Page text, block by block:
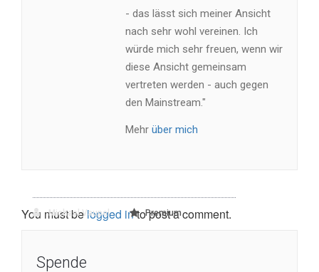
Michael Vaupel Premium
- das lässt sich meiner Ansicht
nach sehr wohl vereinen. Ich
würde mich sehr freuen, wenn wir
diese Ansicht gemeinsam
vertreten werden - auch gegen
den Mainstream."
Mehr über mich
You must belogged into post a comment.
Spende